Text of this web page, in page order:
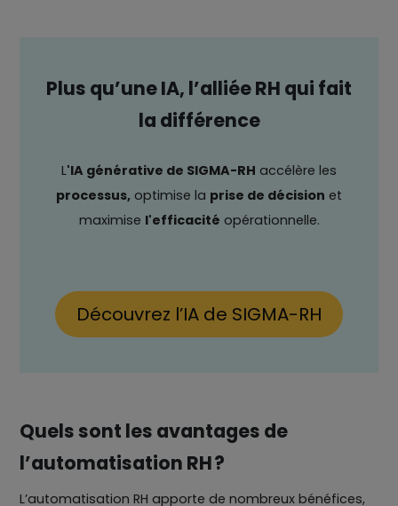
Plus qu’une IA, l’alliée RH qui fait
la différence
L'IA générative de SIGMA-RH accélère les
processus, optimise la prise de décision et
maximise l'efficacité opérationnelle.
Découvrez l’IA de SIGMA-RH
Quels sont les avantages de
l’automatisation RH ?
L’automatisation RH apporte de nombreux bénéfices,